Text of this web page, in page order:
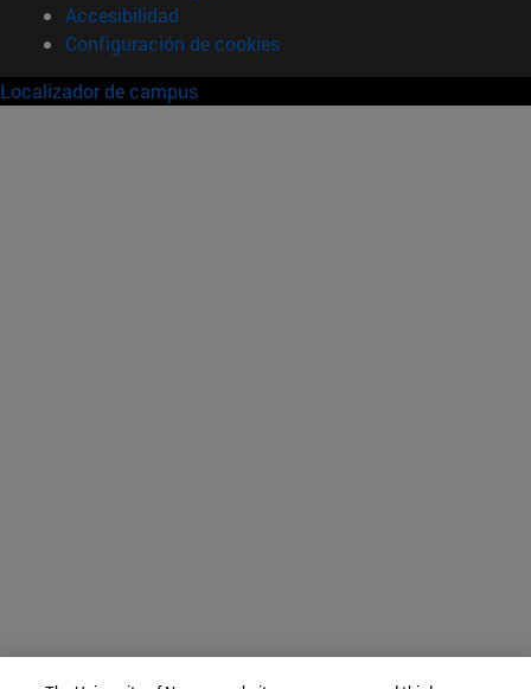
Accesibilidad
Configuración de cookies
Localizador de campus